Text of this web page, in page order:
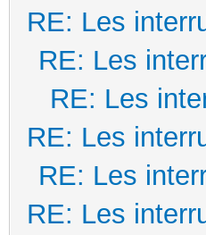
RE: Les
RE: Les
RE: Les
RE: Les
RE: Les
RE: Les